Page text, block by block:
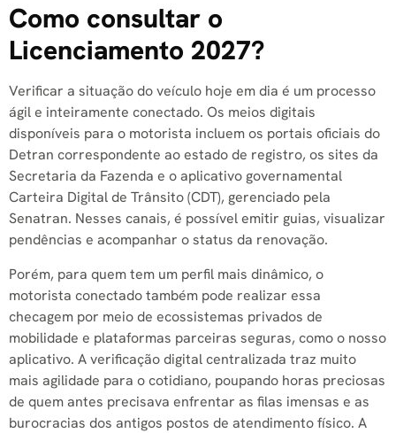
Como consultar o
Licenciamento 2027?
Verificar a situação do veículo hoje em dia é um processo
ágil e inteiramente conectado. Os meios digitais
disponíveis para o motorista incluem os portais oficiais do
Detran correspondente ao estado de registro, os sites da
Secretaria da Fazenda e o aplicativo governamental
Carteira Digital de Trânsito (CDT), gerenciado pela
Senatran. Nesses canais, é possível emitir guias, visualizar
pendências e acompanhar o status da renovação.
Porém, para quem tem um perfil mais dinâmico, o
motorista conectado também pode realizar essa
checagem por meio de ecossistemas privados de
mobilidade e plataformas parceiras seguras, como o nosso
aplicativo. A verificação digital centralizada traz muito
mais agilidade para o cotidiano, poupando horas preciosas
de quem antes precisava enfrentar as filas imensas e as
burocracias dos antigos postos de atendimento físico. A